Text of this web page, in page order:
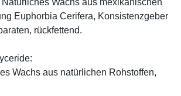
Wachs aus mexikanischen
Euphorbia Cerifera, Konsistenzgeber
rückfettend.
Wachs aus natürlichen Rohstoffen,